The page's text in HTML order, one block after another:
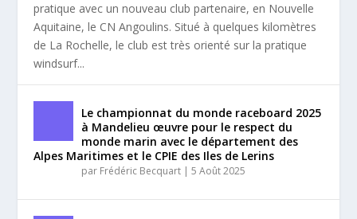
pratique avec un nouveau club partenaire, en Nouvelle
Aquitaine, le CN Angoulins. Situé à quelques kilomètres
de La Rochelle, le club est très orienté sur la pratique
windsurf...
Le championnat du monde raceboard 2025
à Mandelieu œuvre pour le respect du
monde marin avec le département des
Alpes Maritimes et le CPIE des Iles de Lerins
par Frédéric Becquart |5 Août 2025